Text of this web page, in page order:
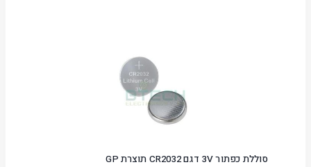
סוללת כפתור 3V דגם CR2032 תוצרת GP